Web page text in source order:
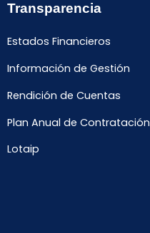
Transparencia
Estados Financieros
Información de Gestión
Rendición de Cuentas
Plan Anual de Contratación
Lotaip